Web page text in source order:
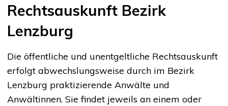
Rechtsauskunft Bezirk
Lenzburg
Die öffentliche und unentgeltliche Rechtsauskunft
erfolgt abwechslungsweise durch im Bezirk
Lenzburg praktizierende Anwälte und
Anwältinnen. Sie findet jeweils an einem oder